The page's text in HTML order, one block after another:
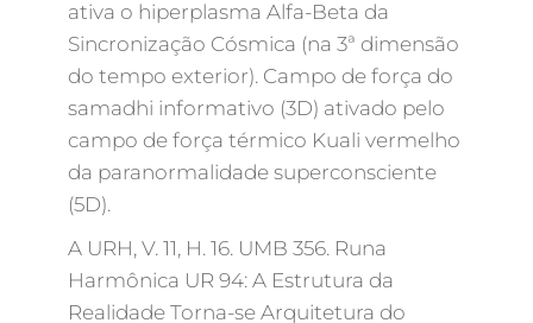
ativa o hiperplasma Alfa-Beta da
Sincronização Cósmica (na 3ª dimensão
do tempo exterior). Campo de força do
samadhi informativo (3D) ativado pelo
campo de força térmico Kuali vermelho
da paranormalidade superconsciente
(5D).
A URH, V. 11, H. 16. UMB 356. Runa
Harmônica UR 94: A Estrutura da
Realidade Torna-se Arquitetura do